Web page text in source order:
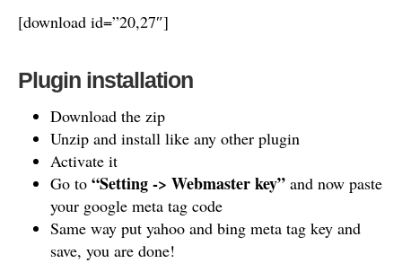
[download id=”20,27″]
Plugin installation
Download the zip
Unzip and install like any other plugin
Activate it
Go to “Setting -> Webmaster key” and now paste
your google meta tag code
Same way put yahoo and bing meta tag key and
save, you are done!